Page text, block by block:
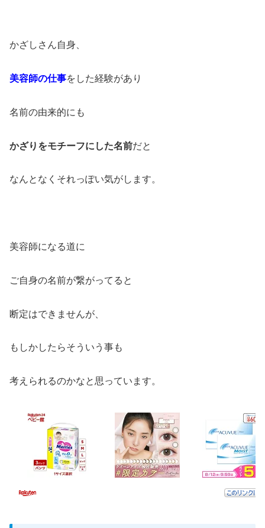
かざしさん自身、
美容師の仕事をした経験があり
名前の由来的にも
かざりをモチーフにした名前だと
なんとなくそれっぽい気がします。
美容師になる道に
ご自身の名前が繋がってると
断定はできませんが、
もしかしたらそういう事も
考えられるのかなと思っています。